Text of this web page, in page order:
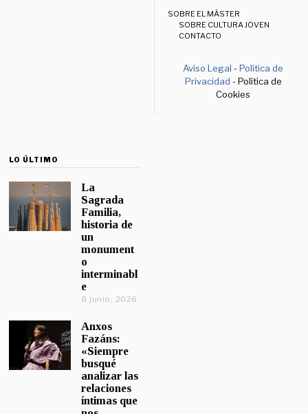
SOBRE EL MÁSTER
SOBRE CULTURA JOVEN
CONTACTO
Aviso Legal -Política de
Privacidad - Política de
Cookies
LO ÚLTIMO
La
Sagrada
Familia,
historia de
un
monument
o
interminabl
e
8 junio, 2026
Anxos
Fazáns:
«Siempre
busqué
analizar las
relaciones
íntimas que